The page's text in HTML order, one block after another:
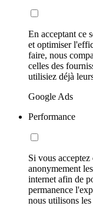
En acceptant ce
et optimiser
faire, nous
celles des
utilisiez déjà
Google Ads
Performance
Si vous
anonymement
internet afin de
permanence
nous utilisons